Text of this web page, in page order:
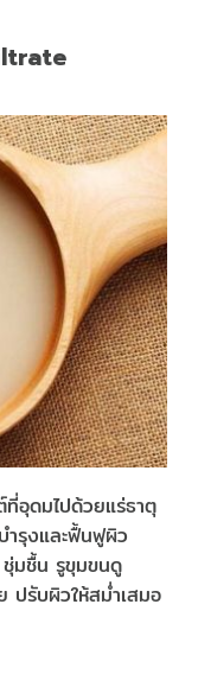
อุดมไปด้วยแร่ธาตุ
ำรุงและฟื้นฟูผิว
ชุ่มชื้น รูขุมขนดู
ปรับผิวให้สม่ำเสมอ